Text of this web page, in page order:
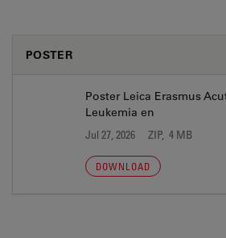
POSTER
Poster Leica Erasmus
Leukemia en
Jul 27, 2026 ZIP, 4 MB
DOWNLOAD